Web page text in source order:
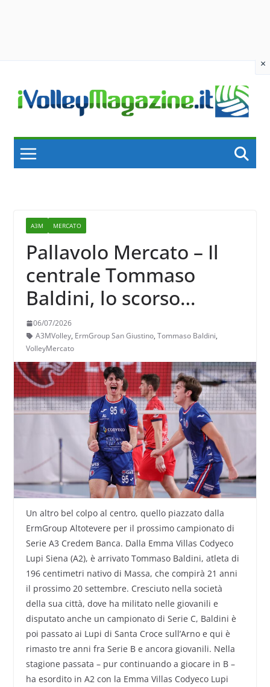
×
content
A3M MERCATO
Pallavolo Mercato – Il
centrale Tommaso
Baldini, lo scorso
campionato a Siena,
ingaggiato
dall’ErmGroup
06/07/2026
A3MVolley, ErmGroup San Giustino, Tommaso Baldini,
VolleyMercato
Un altro bel colpo al centro, quello piazzato dalla
ErmGroup Altotevere per il prossimo campionato di
Serie A3 Credem Banca. Dalla Emma Villas Codyeco
Lupi Siena (A2), è arrivato Tommaso Baldini, atleta di
196 centimetri nativo di Massa, che compirà 21 anni
il prossimo 20 settembre. Cresciuto nella società
della sua città, dove ha militato nelle giovanili e
disputato anche un campionato di Serie C, Baldini è
poi passato ai Lupi di Santa Croce sull’Arno e qui è
rimasto tre anni fra Serie B e ancora giovanili. Nella
stagione passata – pur continuando a giocare in B –
ha esordito in A2 con la Emma Villas Codyeco Lupi